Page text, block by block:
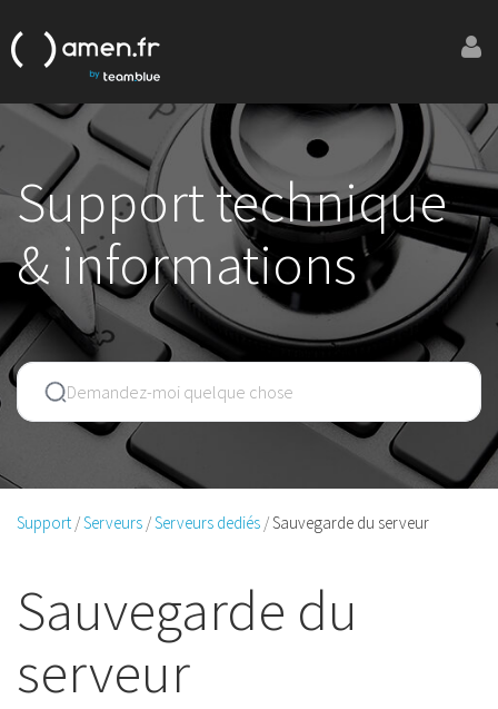
Support technique
& informations
Support Serveurs Serveurs dediés Sauvegarde du serveur
Sauvegarde du
serveur